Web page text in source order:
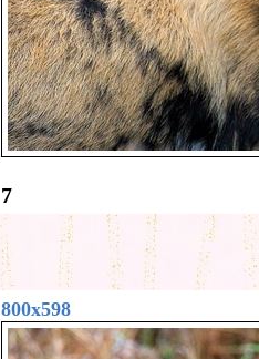
7
800x598